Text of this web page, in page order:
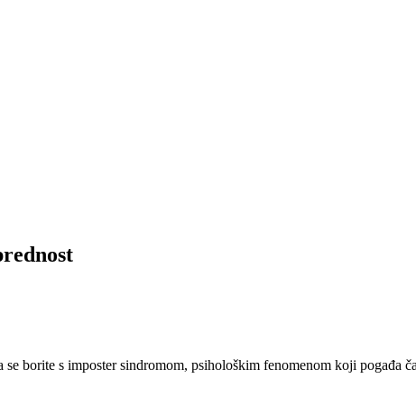
borite s imposter sindromom, psihološkim fenomenom koji pogađa